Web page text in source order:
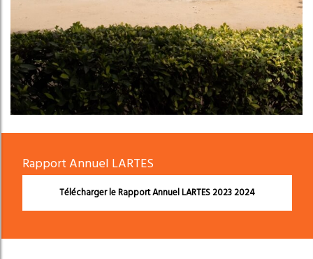
Rapport Annuel LARTES
Télécharger le Rapport Annuel LARTES 2023 2024